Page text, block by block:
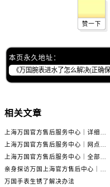
赞一下
本页永久地址：
相关文章
上海万国官方售后服务中心｜详细地址与售后电话权威信息公示（2026年6月最新）
上海万国官方售后服务中心｜网点地址及热线权威信息公示（2026年6月最新）
上海万国官方售后服务中心｜全部网点地址电话权威信息公示（2026年6月最新）
亲身探访万国上海官方售后中心｜地址报修全流程真实经历（2026年6月最新）
万国手表生锈了解决办法